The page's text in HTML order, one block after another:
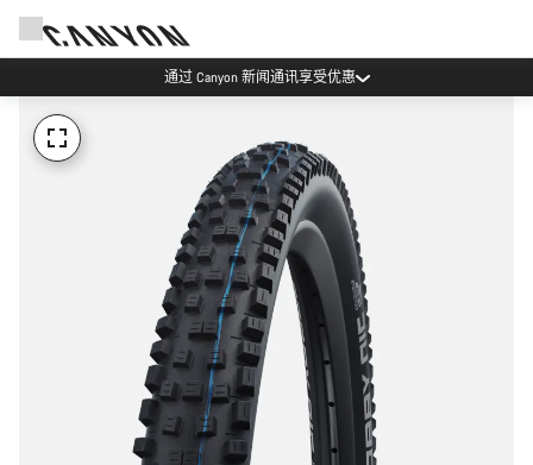
通过 Canyon 新闻通讯享受优惠